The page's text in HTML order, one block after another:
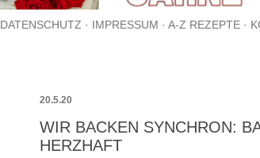
DATENSCHUTZ IMPRESSUM A-Z REZEPTE
20.5.20
WIR BACKEN SYNCHRON:
HERZHAFT